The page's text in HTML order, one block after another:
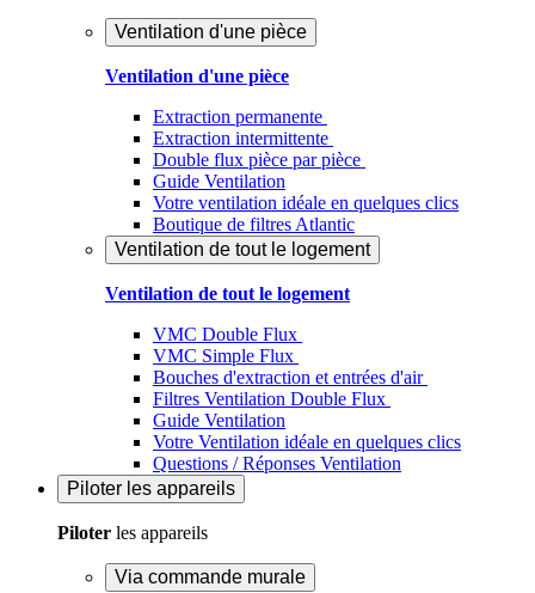
Ventilation d'une pièce
Ventilation d'une pièce
Extraction permanente
Extraction intermittente
Double flux pièce par pièce
Guide Ventilation
Votre ventilation idéale en quelques clics
Boutique de filtres Atlantic
Ventilation de tout le logement
Ventilation de tout le logement
VMC Double Flux
VMC Simple Flux
Bouches d'extraction et entrées d'air
Filtres Ventilation Double Flux
Guide Ventilation
Votre Ventilation idéale en quelques clics
Questions / Réponses Ventilation
Piloter les appareils
Piloter les appareils
Via commande murale